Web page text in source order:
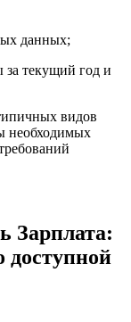
данных;
за текущий год и
видов
необходимых
Зарплата: